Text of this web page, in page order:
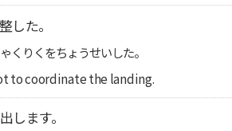
した。
くりくをちょうせいした。
to coordinate the landing.
します。